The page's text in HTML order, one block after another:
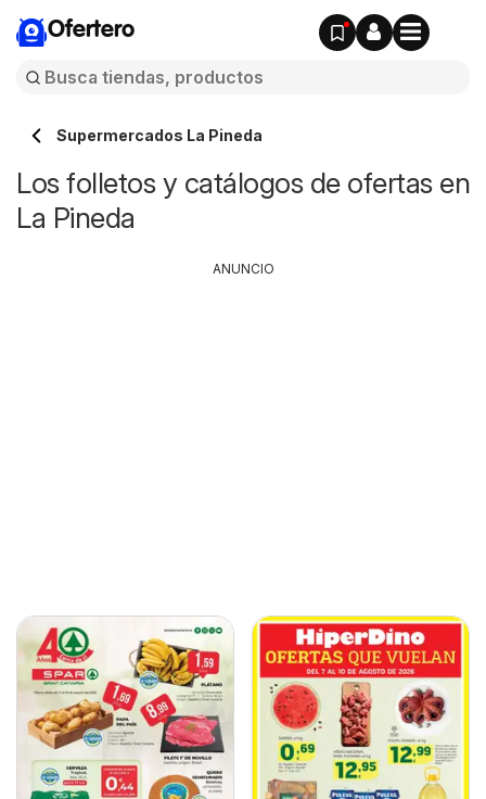
Ofertero
Supermercados La Pineda
Los folletos y catálogos de ofertas en
La Pineda
ANUNCIO